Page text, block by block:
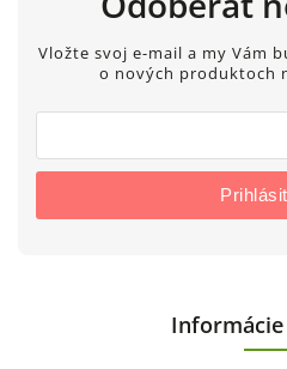
Vložte svoj e-mail a my Vám
o nových produktoch